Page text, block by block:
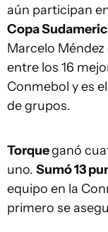
aún participan
Copa
Marcelo Méndez
entre los 16
Conmebol y es
de grupos.
Torqueganó
uno. Sumó 13
equipo en la
primero se